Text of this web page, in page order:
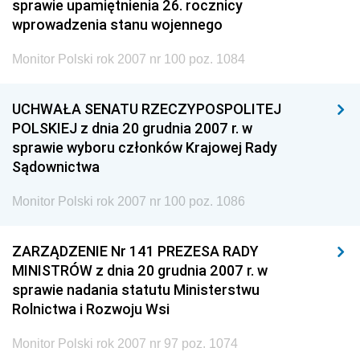
sprawie upamiętnienia 26. rocznicy
wprowadzenia stanu wojennego
Monitor Polski rok 2007 nr 100 poz. 1084
UCHWAŁA SENATU RZECZYPOSPOLITEJ
POLSKIEJ z dnia 20 grudnia 2007 r. w
sprawie wyboru członków Krajowej Rady
Sądownictwa
Monitor Polski rok 2007 nr 100 poz. 1086
ZARZĄDZENIE Nr 141 PREZESA RADY
MINISTRÓW z dnia 20 grudnia 2007 r. w
sprawie nadania statutu Ministerstwu
Rolnictwa i Rozwoju Wsi
Monitor Polski rok 2007 nr 97 poz. 1074